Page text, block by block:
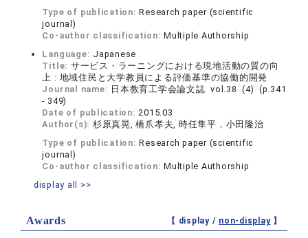
Type of publication:Research paper (scientific
journal)
Co-author classification:Multiple Authorship
Language: Japanese
Title: サービス・ラーニングにおける現地活動の質の向
上 : 地域住民と大学教員による評価基準の協働的開発
Journal name: 日本教育工学会論文誌 vol.38 (4) (p.341
- 349)
Date of publication:2015.03
Author(s): 杉原真晃, 橋爪孝夫, 時任隼平，小田隆治
Type of publication:Research paper (scientific
journal)
Co-author classification:Multiple Authorship
display all >>
Awards 【 display / non-display】